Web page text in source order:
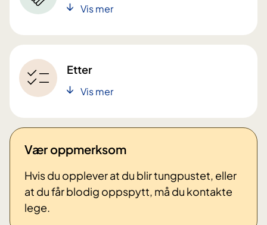
Vis mer
Etter
Vis mer
Vær oppmerksom
Hvis du opplever at du blir tungpustet, eller
at du får blodig oppspytt, må du kontakte
lege.